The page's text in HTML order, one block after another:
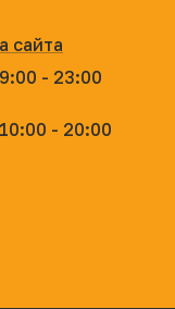
сайта
- 23:00
- 20:00